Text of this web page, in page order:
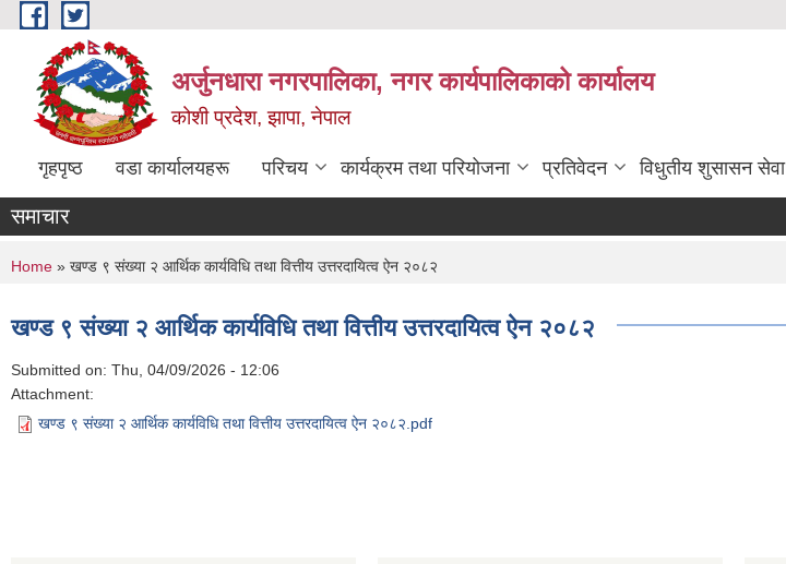
Skip to main content
अर्जुनधारा नगरपालिका, नगर कार्यपालिकाको कार्यालय
कोशी प्रदेश, झापा, नेपाल
गृहपृष्ठ वडा कार्यालयहरू परिचय कार्यक्रम तथा परियोजना प्रतिवेदन विधुतीय शुसासन सेवा
समाचार
You are here
Home » खण्ड ९ संख्या २ आर्थिक कार्यविधि तथा वित्तीय उत्तरदायित्व ऐन २०८२
खण्ड ९ संख्या २ आर्थिक कार्यविधि तथा वित्तीय उत्तरदायित्व ऐन २०८२
Submitted on: Thu, 04/09/2026 - 12:06
Attachment:
खण्ड ९ संख्या २ आर्थिक कार्यविधि तथा वित्तीय उत्तरदायित्व ऐन २०८२.pdf